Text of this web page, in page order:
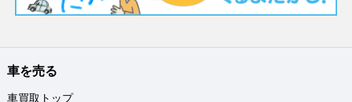
車を売る
車買取トップ